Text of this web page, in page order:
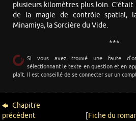
plusieurs kilomètres plus loin.
de la magie de contrôle spatial,
Minamiya, la Sorcière du Vide.
***
Si vous avez trouvé une faute
sélectionnant le texte en question et en
plaît. Il est conseillé de se connecter sur un
Chapitre
précédent
[Fiche du